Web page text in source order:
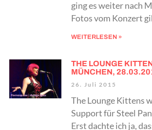
ging es weiter nach
Fotos vom Konzert
WEITERLESEN »
THE LOUNGE
MÜNCHEN,
26. Juli 2015
The Lounge Kittens
Support für Steel
Erst dachte ich ja,